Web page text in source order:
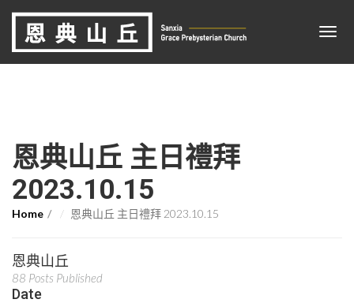
恩典山丘 主日禮拜
2023.10.15
Home 恩典山丘 主日禮拜 2023.10.15
恩典山丘
88 Posts Published
Date